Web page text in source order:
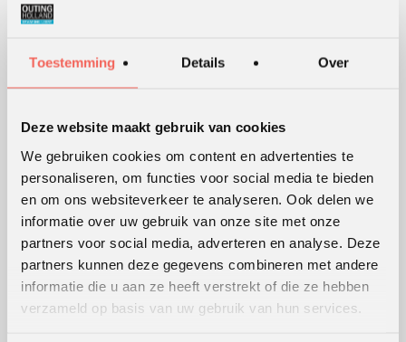
Toestemming Details Over
Deze website maakt gebruik van cookies
We gebruiken cookies om content en advertenties te
personaliseren, om functies voor social media te bieden
en om ons websiteverkeer te analyseren. Ook delen we
informatie over uw gebruik van onze site met onze
partners voor social media, adverteren en analyse. Deze
partners kunnen deze gegevens combineren met andere
informatie die u aan ze heeft verstrekt of die ze hebben
verzameld op basis van uw gebruik van hun services.
Teamontwikkeling
Persoonlijke ontwikkeling
Leeshierde beoordelingen van verschillende klanten.
WERKWIJZE
Hoe wij werken
Werking van werkvormen